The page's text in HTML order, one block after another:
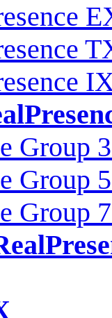
Group
Group
Group